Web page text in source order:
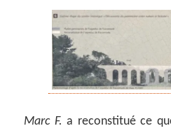
Marc F.a reconstitué ce